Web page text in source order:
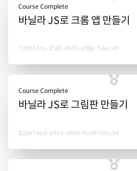
Course Complete
바닐라 JS로 크롬 앱 만들기
729b511c-258f-4970-a98e-54ec49
Course Complete
바닐라 JS로 그림판 만들기
828e746d-a9cd-49b6-9ed9-fd6c54